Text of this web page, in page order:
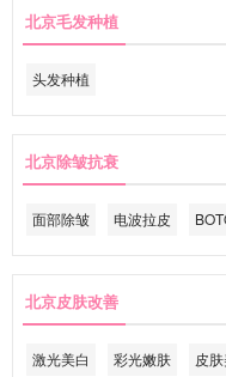
北京毛发种植
头发种植
北京除皱抗衰
面部除皱 电波拉皮
北京皮肤改善
激光美白 彩光嫩肤 皮